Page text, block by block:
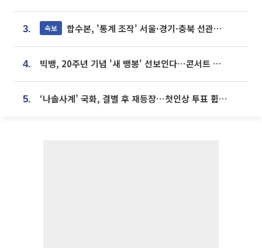
3. 속보 합수본, '통계 조작' 서울·경기·충북 선관위 등 추가 압수수색
4. 빅뱅, 20주년 기념 '새 뱅봉' 선보인다⋯콘서트 앞두고 팝업 개최
5. ‘나솔사계’ 국화, 결별 후 재등장⋯첫인상 투표 휩쓸고 ‘인기녀’ 등극